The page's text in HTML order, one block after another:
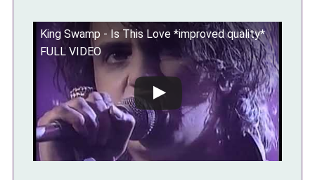
King Swamp - Is This Love *improved quality*
FULL VIDEO
この動画を YouTube で視聴